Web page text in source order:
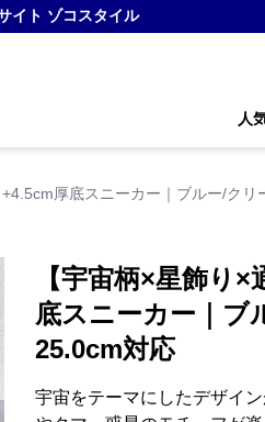
イト ゾコスタイル
人
+4.5cm厚底スニーカー｜ブルー/ク
【宇宙柄×星飾り
底スニーカー｜ブ
25.0cm対応
宇宙をテーマにしたデザイ